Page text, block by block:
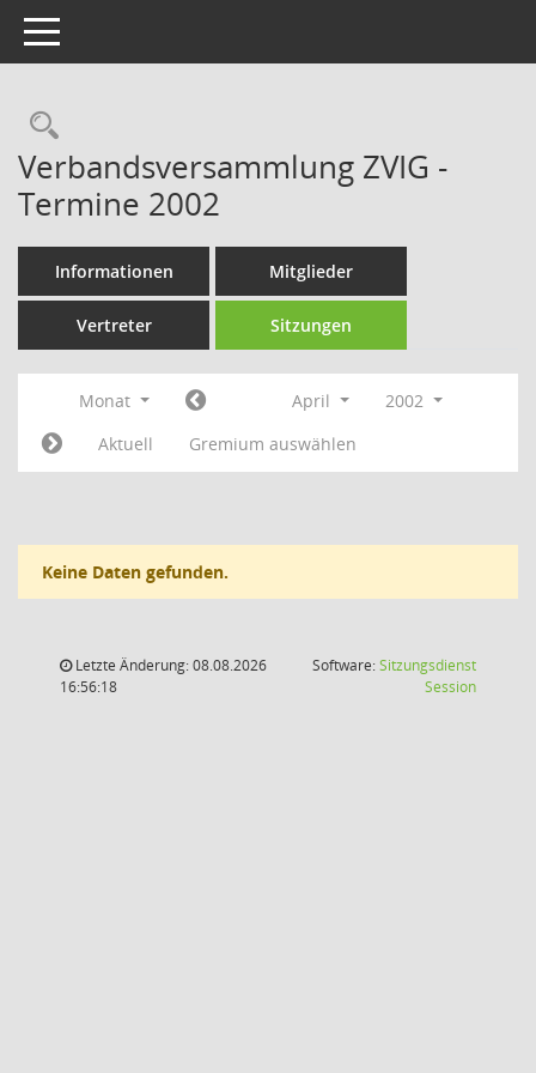
Toggle navigation
Rechercheauswahl
Verbandsversammlung ZVIG -
Termine 2002
Informationen Mitglieder
Vertreter Sitzungen
Monat April
2002
Aktuell
Gremium auswählen
Keine Daten gefunden.
Letzte Änderung: 08.08.2026
16:56:18
Software:Sitzungsdienst
Session(Wird in